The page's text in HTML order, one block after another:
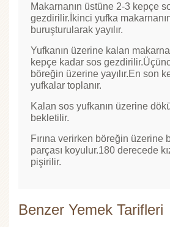
Makarnanın üstüne 2-3 kepçe
gezdirilir.İkinci yufka
buruşturularak yayılır.
Yufkanın üzerine kalan
kepçe kadar sos
böreğin üzerine yayılır.En son
yufkalar toplanır.
Kalan sos yufkanın üzerine
bekletilir.
Fırına verirken böreğin üzerine
parçası koyulur.180 derecede
pişirilir.
Benzer Yemek Tarifleri